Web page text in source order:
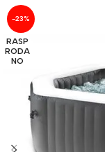
-23%
RASP
RODA
NO